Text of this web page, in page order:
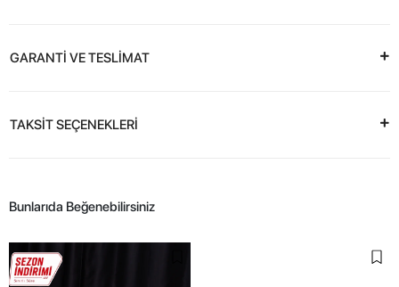
GARANTİ VE TESLİMAT
TAKSİT SEÇENEKLERİ
Bunlarıda Beğenebilirsiniz